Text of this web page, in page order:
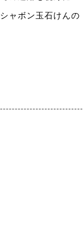
ャボン玉石けんの